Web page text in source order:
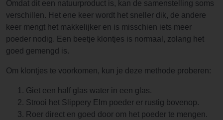
Omdat dit een natuurproduct is, kan de samenstelling soms
verschillen. Het ene keer wordt het sneller dik, de andere
keer mengt het makkelijker en is misschien iets meer
poeder nodig. Een beetje klontjes is normaal, zolang het
goed gemengd is.
Om klontjes te voorkomen, kun je deze methode proberen:
Giet een half glas water in een glas.
Strooi het Slippery Elm poeder er rustig bovenop.
Roer direct en goed door om het poeder te mengen.